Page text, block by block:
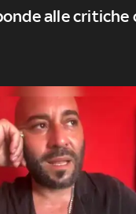
alle critiche